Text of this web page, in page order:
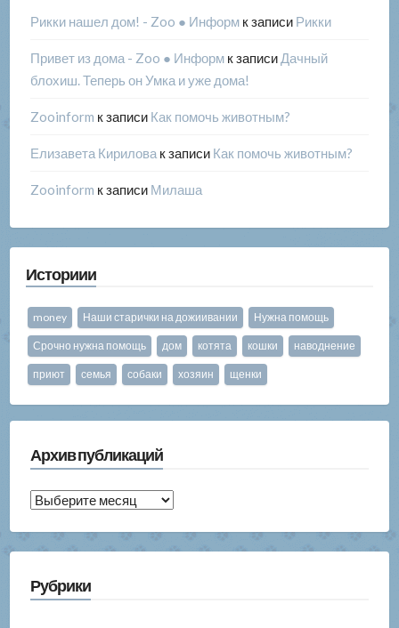
Рикки нашел дом! - Zoo ● Информк записи Рикки
Привет из дома - Zoo ● Информк записи Дачный
блохиш. Теперь он Умка и уже дома!
Zooinform к записи Как помочь животным?
Елизавета Кириловак записи Как помочь животным?
Zooinform к записи Милаша
Историии
money Наши старички на дожиивании Нужна помощь
Срочно нужна помощь дом котята кошки наводнение
приют семья собаки хозяин щенки
Архив публикаций
Архив
Рубрики